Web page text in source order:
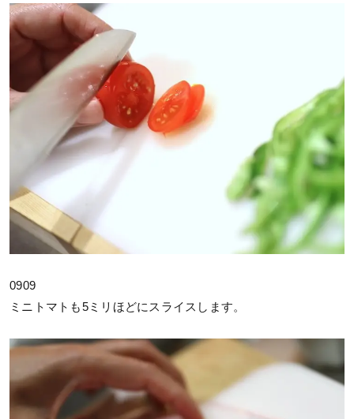
0909
ミニトマトも5ミリほどにスライスします。